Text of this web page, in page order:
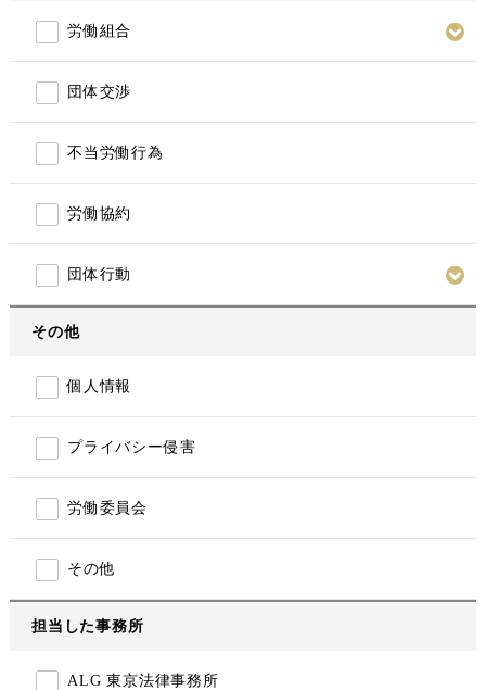
労働組合
団体交渉
不当労働行為
労働協約
団体行動
その他
個人情報
プライバシー侵害
労働委員会
その他
担当した事務所
ALG 東京法律事務所